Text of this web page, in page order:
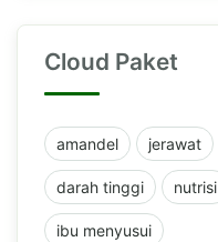
Cloud Paket
amandel jerawat
darah tinggi nutrisi
ibu menyusui